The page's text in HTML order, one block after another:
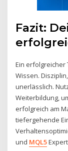
Fazit:
Ein
Wissen.
unerlässlich.
Weiterbildung,
erfolgreich am
tiefergehende
und MQL5